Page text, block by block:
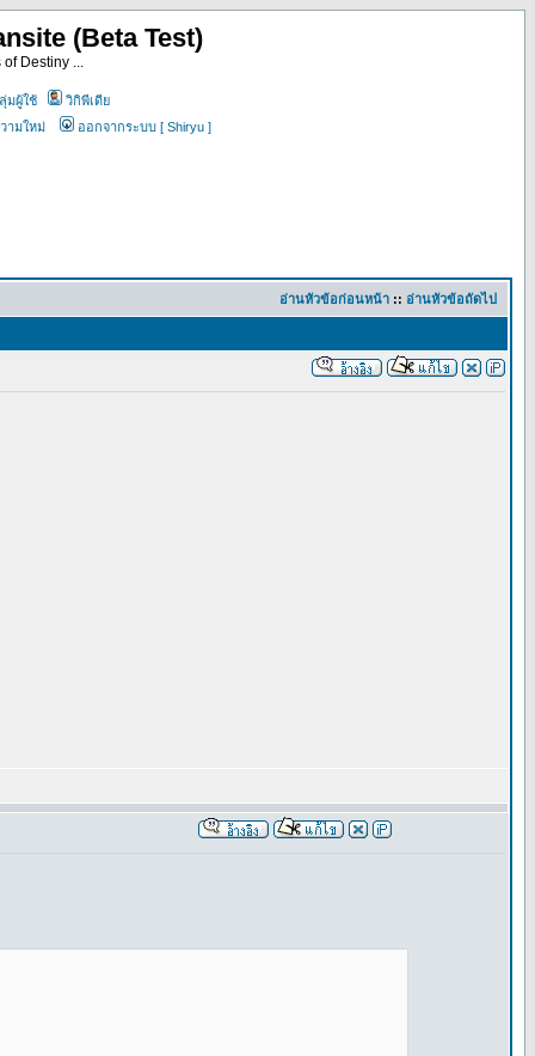
(Beta Test)
Destiny ...
มผู้ใช้
วิกิพีเดีย
ามใหม่ ออกจากระบบ [ Shiryu ]
อ่านหัวข้อก่อนหน้า :: อ่านหัวข้อถัดไป